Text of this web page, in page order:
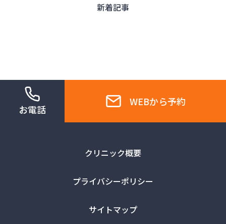
新着記事
お電話
WEBから予約
クリニック概要
プライバシーポリシー
サイトマップ